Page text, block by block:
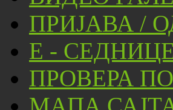
ПРИЈАВА /
Е -
ПРОВЕРА